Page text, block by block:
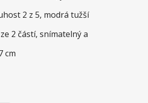
2 z 5, modrá tužší
2 částí, snímatelný a
cm